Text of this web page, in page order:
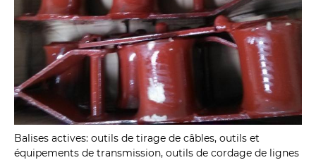
Balises actives: outils de tirage de câbles, outils et
équipements de transmission, outils de cordage de lignes